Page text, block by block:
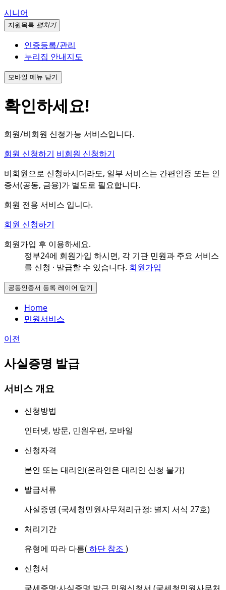
시니어
지원 목록 펼치기
인증등록/관리
누리집 안내지도
모바일 메뉴 닫기
확인하세요!
회원/비회원 신청가능 서비스입니다.
회원 신청하기 비회원 신청하기
비회원으로 신청하시더라도, 일부 서비스는 간편인증 또는 인
증서(공동, 금융)가 별도로 필요합니다.
회원 전용 서비스 입니다.
회원 신청하기
회원가입 후 이용하세요.
정부24에 회원가입 하시면, 각 기관 민원과 주요 서비스
를 신청 · 발급할 수 있습니다. 회원가입
공동인증서 등록 레이어 닫기
Home
민원서비스
이전
사실증명 발급
서비스 개요
신청방법
인터넷, 방문, 민원우편, 모바일
신청자격
본인 또는 대리인(온라인은 대리인 신청 불가)
발급서류
사실증명 (국세청민원사무처리규정: 별지 서식 27호)
처리기간
유형에 따라 다름( 하단 참조 )
신청서